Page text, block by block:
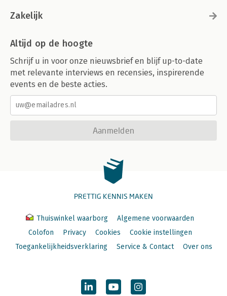
Zakelijk
Altijd op de hoogte
Schrijf u in voor onze nieuwsbrief en blijf up-to-date
met relevante interviews en recensies, inspirerende
events en de beste acties.
Aanmelden
PRETTIG KENNIS MAKEN
Thuiswinkel waarborg
Algemene voorwaarden
Colofon
Privacy Cookies
Cookie instellingen
Toegankelijkheidsverklaring
Service & Contact Over ons